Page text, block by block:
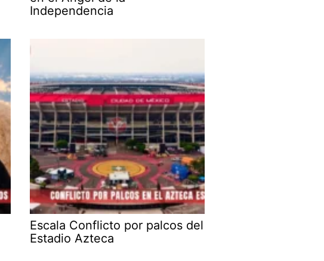
Independencia
Escala Conflicto por palcos del
Estadio Azteca